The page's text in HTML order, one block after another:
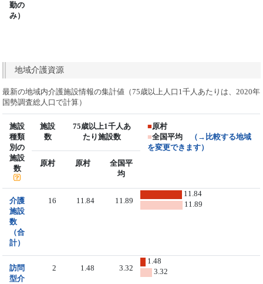
勤の
み）
地域介護資源
最新の地域内介護施設情報の集計値（75歳以上人口1千人あたりは、2020年
国勢調査総人口で計算）
施設
種類
別の
施設
数
施設
数
75歳以上1千人あ
たり施設数
■原村
■全国平均
（→比較する地域
を変更できます）
原村
原村
全国平
均
介護
施設
数
（合
計）
16 11.84 11.89
11.84
11.89
訪問
型介
2 1.48 3.32
1.48
3.32